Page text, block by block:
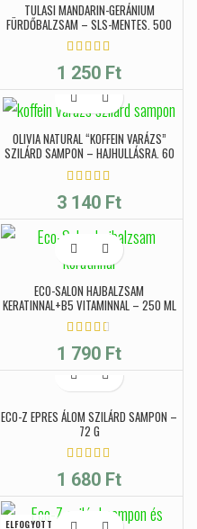
TULASI MANDARIN-GERÁNIUM
FÜRDŐBALZSAM – SLS-MENTES, 500
ML
1 250 Ft
OLIVIA NATURAL “KOFFEIN VARÁZS”
SZILÁRD SAMPON – HAJHULLÁSRA, 60
G
3 140 Ft
ECO-SALON HAJBALZSAM
KERATINNAL+B5 VITAMINNAL – 250 ML
1 790 Ft
ECO-Z EPRES ÁLOM SZILÁRD SAMPON –
72 G
1 680 Ft
ELFOGYOTT